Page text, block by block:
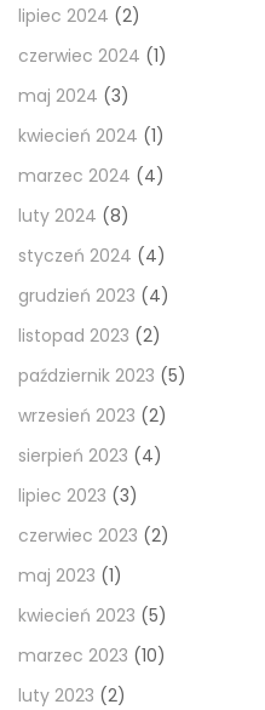
lipiec 2024 (2)
czerwiec 2024 (1)
maj 2024 (3)
kwiecień 2024 (1)
marzec 2024 (4)
luty 2024 (8)
styczeń 2024 (4)
grudzień 2023 (4)
listopad 2023 (2)
październik 2023 (5)
wrzesień 2023 (2)
sierpień 2023 (4)
lipiec 2023 (3)
czerwiec 2023 (2)
maj 2023 (1)
kwiecień 2023 (5)
marzec 2023 (10)
luty 2023 (2)